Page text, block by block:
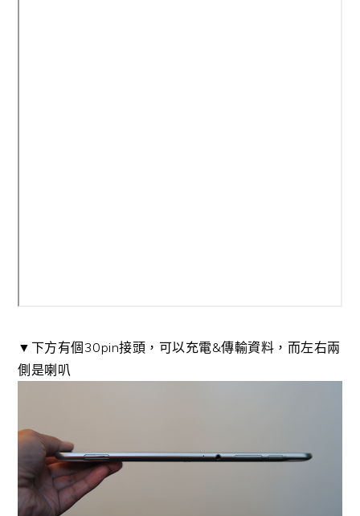
▼下方有個30pin接頭，可以充電&傳輸資料，而左右兩
側是喇叭